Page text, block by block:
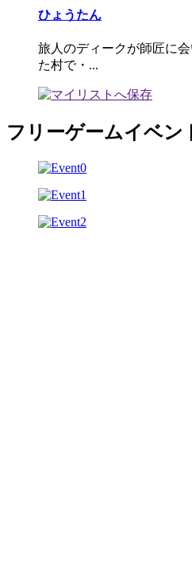
ひょうたん
旅人のディークが師匠に
た村で・...
フリーゲームイベン